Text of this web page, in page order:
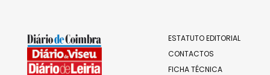
ESTATUTO EDITORIAL
CONTACTOS
FICHA TÉCNICA